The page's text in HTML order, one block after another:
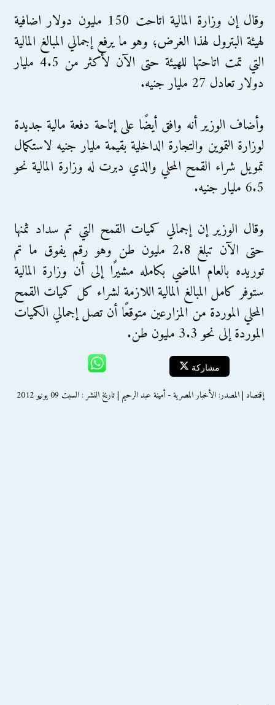
وقال إن وزارة المالية اتاحت 150 مليون دولار اضافية
لهيئة البترول لهذا الغرض؛ وهو ما يرفع إجمالي المبالغ المالية
التي تمت اتاحتها للهيئة حتى الآن لأكثر من 4.5 مليار
دولار تعادل 27 مليار جنيه.
وأضاف الوزير أنه وافق أيضًا على إتاحة دفعة مالية جديدة
لوزارة التموين والتجارة الداخلية بقيمة مليار جنيه لاستكمال
تمويل شراء القمح المحلي والذي دبرت له وزارة المالية نحو
6.5 مليار جنيه.
وقال الوزير إن إجمالي كميات القمح التي تم سداد ثمنها
حتى الآن تبلغ 2.8 مليون طن وهو رقم يفوق ما تم
توريده بالعام الماضي بكامله مشيرًا إلى أن وزارة المالية
ستوفر كامل المبالغ المالية اللازمة لشراء كل كميات القمح
المحلي الموردة من المزارعين متوقعًا أن تصل إجمالي الكميات
الموردة إلى نحو 3.3 مليون طن.
مشاركة
إقتصاد | المصدر: الأخبار المصرية - أمينة عبد الرحيم | تاريخ النشر : السبت 09 يونيو 2012